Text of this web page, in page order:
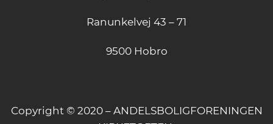
Ranunkelvej 43 – 71
9500 Hobro
Copyright © 2020 – ANDELSBOLIGFORENINGEN